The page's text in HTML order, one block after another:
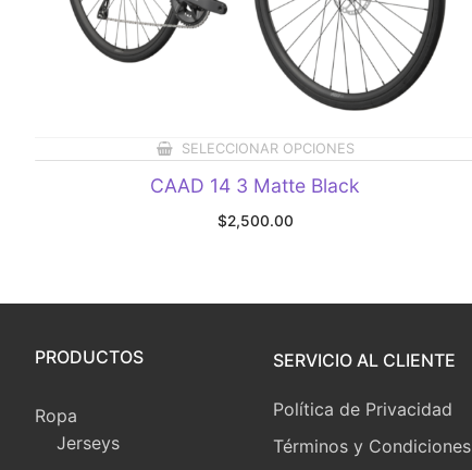
SELECCIONAR OPCIONES
CAAD 14 3 Matte Black
$2,500.00
PRODUCTOS
Ropa
Jerseys
SERVICIO AL CLIENTE
Política de Privacidad
Términos y Condiciones